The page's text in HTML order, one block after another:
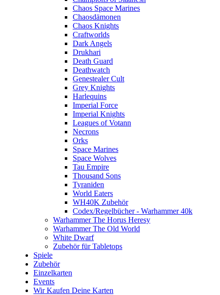
Chaos Space Marines
Chaosdämonen
Chaos Knights
Craftworlds
Dark Angels
Drukhari
Death Guard
Deathwatch
Genestealer Cult
Grey Knights
Harlequins
Imperial Force
Imperial Knights
Leagues of Votann
Necrons
Orks
Space Marines
Space Wolves
Tau Empire
Thousand Sons
Tyraniden
World Eaters
WH40K Zubehör
Codex/Regelbücher - Warhammer 40k
Warhammer The Horus Heresy
Warhammer The Old World
White Dwarf
Zubehör für Tabletops
Spiele
Zubehör
Einzelkarten
Events
Wir Kaufen Deine Karten